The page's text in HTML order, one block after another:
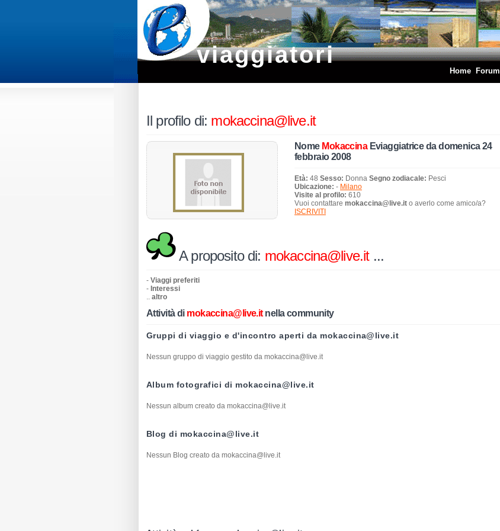
viaggiatori
Home Forum
Il profilo di: mokaccina@live.it
Nome MokaccinaEviaggiatrice da domenica 24
febbraio 2008
Età: 48 Sesso: Donna Segno zodiacale: Pesci
Ubicazione: - Milano
Visite al profilo: 610
Vuoi contattare mokaccina@live.it o averlo come amico/a?
ISCRIVITI
A proposito di: mokaccina@live.it...
- Viaggi preferiti
- Interessi
.. altro
Attività dimokaccina@live.itnella community
Gruppi di viaggio e d'incontro aperti da mokaccina@live.it
Nessun gruppo di viaggio gestito da mokaccina@live.it
Album fotografici di mokaccina@live.it
Nessun album creato da mokaccina@live.it
Blog di mokaccina@live.it
Nessun Blog creato da mokaccina@live.it